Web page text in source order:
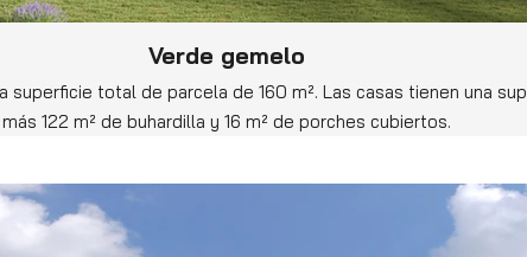
Verde gemelo
superficie total de parcela de 160 m². Las casas tienen una
más 122 m² de buhardilla y 16 m² de porches cubiertos.
la imaginación para imaginar todas las posibilidades que